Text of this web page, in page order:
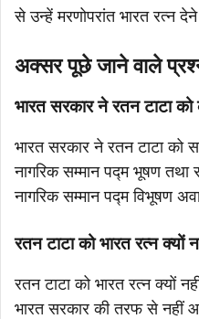
से उन्हें मरणोपरांत भारत रत्न
अक्सर पूछे जाने वाले
भारत सरकार ने रतन टाटा
भारत सरकार ने रतन टाटा को
नागरिक सम्मान पद्म भूषण
नागरिक सम्मान पद्म विभूषण
रतन टाटा को भारत रत्न क्यों
रतन टाटा को भारत रत्न क्यों
भारत सरकार की तरफ से नहीं